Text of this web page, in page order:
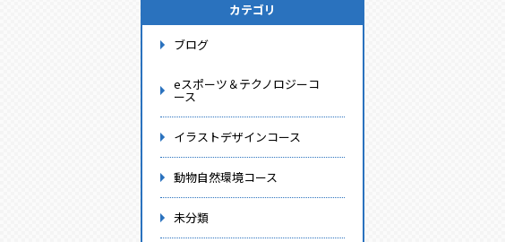
カテゴリ
ブログ
eスポーツ＆テクノロジーコ
ース
イラストデザインコース
動物自然環境コース
未分類